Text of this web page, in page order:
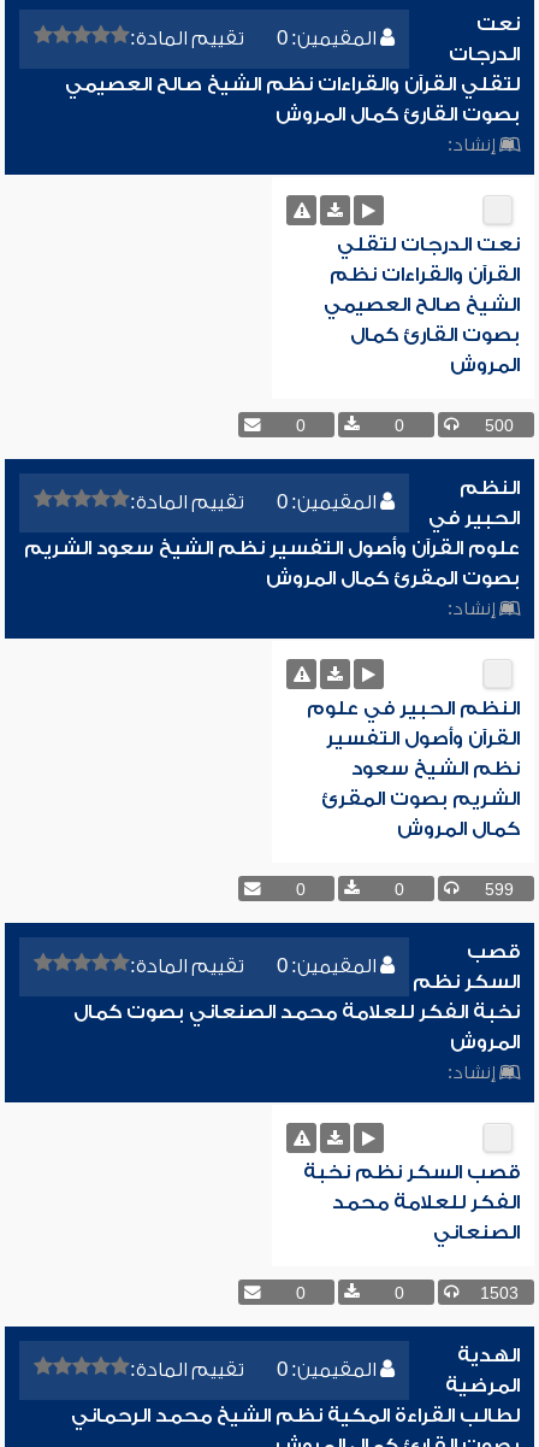
المقيمين: 0 تقييم المادة:
نعت
الدرجات
لتقلي القرآن والقراءات نظم الشيخ صالح العصيمي
بصوت القارئ كمال المروش
إنشاد:
نعت الدرجات لتقلي
القرآن والقراءات نظم
الشيخ صالح العصيمي
بصوت القارئ كمال
المروش
500
0
0
المقيمين: 0 تقييم المادة:
النظم
الحبير في
علوم القرآن وأصول التفسير نظم الشيخ سعود الشريم
بصوت المقرئ كمال المروش
إنشاد:
النظم الحبير في علوم
القرآن وأصول التفسير
نظم الشيخ سعود
الشريم بصوت المقرئ
كمال المروش
599
0
0
المقيمين: 0 تقييم المادة:
قصب
السكر نظم
نخبة الفكر للعلامة محمد الصنعاني بصوت كمال
المروش
إنشاد:
قصب السكر نظم نخبة
الفكر للعلامة محمد
الصنعاني
1503
0
0
المقيمين: 0 تقييم المادة:
الهدية
المرضية
لطالب القراءة المكية نظم الشيخ محمد الرحماني